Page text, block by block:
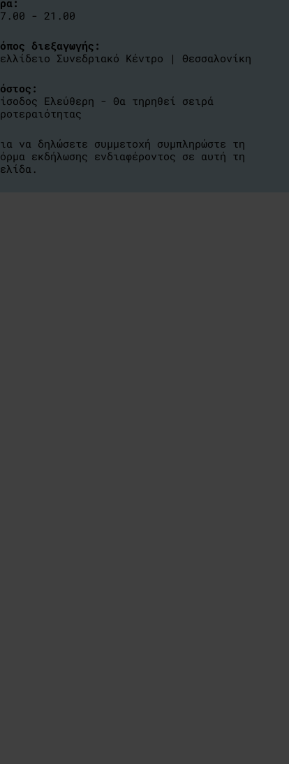
- 21.00
διεξαγωγής:
Συνεδριακό Κέντρο | Θεσσαλονίκη
Ελεύθερη - Θα τηρηθεί σειρά
να δηλώσετε συμμετοχή συμπληρώστε τη
εκδήλωσης ενδιαφέροντος σε αυτή τη